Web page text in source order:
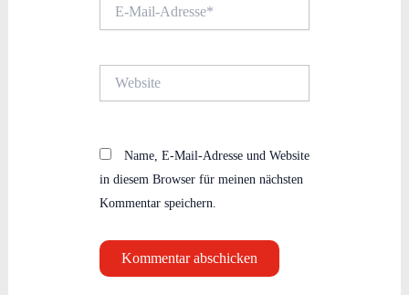
Mail-
Name, E-Mail-Adresse und Website
in diesem Browser für meinen nächsten
Kommentar speichern.